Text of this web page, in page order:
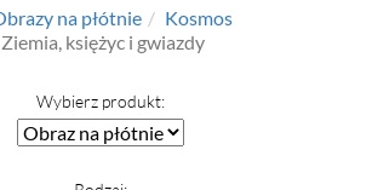
na płótnie
Kosmos
Ziemia, księżyc i gwiazdy
Wybierz produkt: